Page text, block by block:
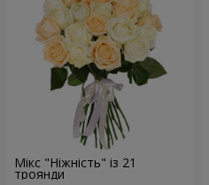
Мікс "Ніжність" із 21
троянди